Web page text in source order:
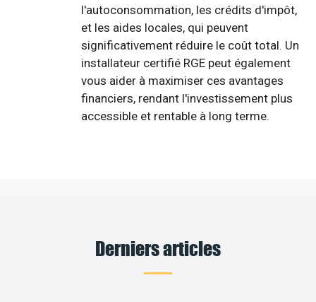
l'autoconsommation, les crédits d'impôt,
et les aides locales, qui peuvent
significativement réduire le coût total. Un
installateur certifié RGE peut également
vous aider à maximiser ces avantages
financiers, rendant l'investissement plus
accessible et rentable à long terme.
Derniers articles